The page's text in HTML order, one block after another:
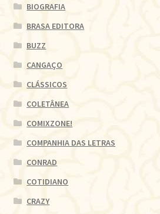
BIOGRAFIA
BRASA EDITORA
BUZZ
CANGAÇO
CLÁSSICOS
COLETÂNEA
COMIXZONE!
COMPANHIA DAS LETRAS
CONRAD
COTIDIANO
CRAZY